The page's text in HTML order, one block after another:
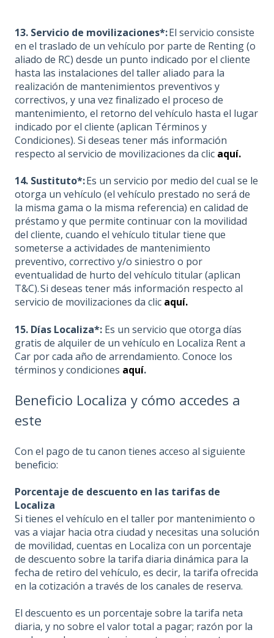
13. Servicio de movilizaciones*:El servicio consiste
en el traslado de un vehículo por parte de Renting (o
aliado de RC) desde un punto indicado por el cliente
hasta las instalaciones del taller aliado para la
realización de mantenimientos preventivos y
correctivos, y una vez finalizado el proceso de
mantenimiento, el retorno del vehículo hasta el lugar
indicado por el cliente (aplican Términos y
Condiciones). Si deseas tener más información
respecto al servicio de movilizaciones da clic aquí.
14. Sustituto*:Es un servicio por medio del cual se le
otorga un vehículo (el vehículo prestado no será de
la misma gama o la misma referencia) en calidad de
préstamo y que permite continuar con la movilidad
del cliente, cuando el vehículo titular tiene que
someterse a actividades de mantenimiento
preventivo, correctivo y/o siniestro o por
eventualidad de hurto del vehículo titular (aplican
T&C). Si deseas tener más información respecto al
servicio de movilizaciones da clic aquí.
15. Días Localiza*: Es un servicio que otorga días
gratis de alquiler de un vehículo en Localiza Rent a
Car por cada año de arrendamiento. Conoce los
términos y condiciones aquí.
Beneficio Localiza y cómo accedes a
este
Con el pago de tu canon tienes acceso al siguiente
beneficio:
Porcentaje de descuento en las tarifas de
Localiza
Si tienes el vehículo en el taller por mantenimiento o
vas a viajar hacia otra ciudad y necesitas una solución
de movilidad, cuentas en Localiza con un porcentaje
de descuento sobre la tarifa diaria dinámica para la
fecha de retiro del vehículo, es decir, la tarifa ofrecida
en la cotización a través de los canales de reserva.
El descuento es un porcentaje sobre la tarifa neta
diaria, y no sobre el valor total a pagar; razón por la